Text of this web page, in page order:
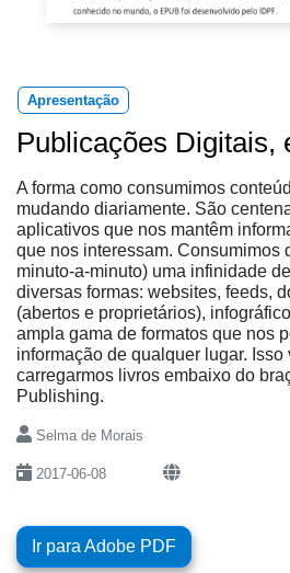
Apresentação
Publicações Digitais,
A forma como consumimos
mudando diariamente. São
aplicativos que nos mantêm
que nos interessam. Consumimos
minuto-a-minuto) uma infinidade
diversas formas: websites, feeds,
(abertos e proprietários),
ampla gama de formatos que nos
informação de qualquer lugar.
carregarmos livros embaixo do
Publishing.
Selma de Morais
2017-06-08
Ir para Adobe PDF